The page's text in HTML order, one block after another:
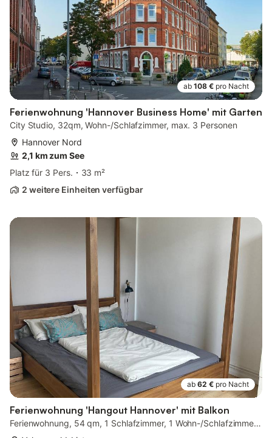
ab 108 € pro Nacht
Ferienwohnung 'Hannover Business Home' mit Garten
City Studio, 32qm, Wohn-/Schlafzimmer, max. 3 Personen
Hannover Nord
2,1 km zum See
Platz für 3 Pers.
33 m²
2 weitere Einheiten verfügbar
ab 62 € pro Nacht
Ferienwohnung 'Hangout Hannover' mit Balkon
Ferienwohnung, 54 qm, 1 Schlafzimmer, 1 Wohn-/Schlafzimmer, max. 4 Personen